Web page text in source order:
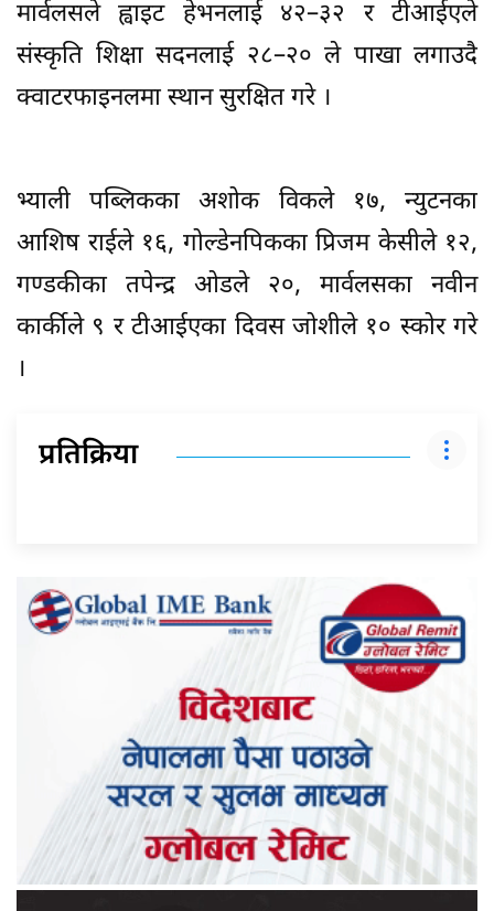
मार्वलसले ह्वाइट हेभनलाई ४२–३२ र टीआईएले
संस्कृति शिक्षा सदनलाई २८–२० ले पाखा लगाउदै
क्वाटरफाइनलमा स्थान सुरक्षित गरे ।
भ्याली पब्लिकका अशोक विकले १७, न्युटनका
आशिष राईले १६, गोल्डेनपिकका प्रिजम केसीले १२,
गण्डकीका तपेन्द्र ओडले २०, मार्वलसका नवीन
कार्कीले ९ र टीआईएका दिवस जोशीले १० स्कोर गरे
।
प्रतिक्रिया